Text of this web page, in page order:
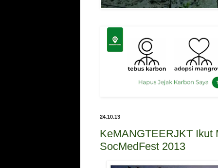
24.10.13
KeMANGTEERJKT Ikut
SocMedFest 2013